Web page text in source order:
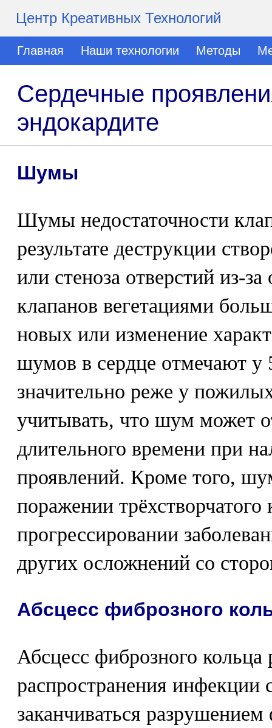
Центр Креативных Технологий
Главная Наши технологии Методы
Сердечные
эндокардите
Шумы
Шумы недостаточности
результате деструкции
или стеноза отверстий из-
клапанов вегетациями
новых или изменение
шумов в сердце отмечают
значительно реже у
учитывать, что шум может
длительного времени при
проявлений. Кроме того,
поражении
прогрессировании
других осложнений со
Абсцесс фиброзного
Абсцесс фиброзного кольца
распространения инфекции
заканчиваться